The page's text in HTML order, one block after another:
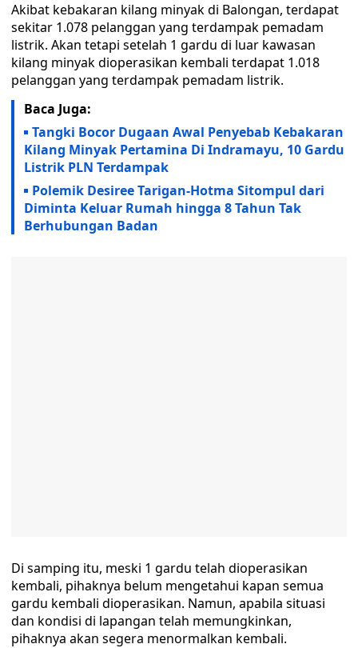
Akibat kebakaran kilang minyak di Balongan, terdapat
sekitar 1.078 pelanggan yang terdampak pemadam
listrik. Akan tetapi setelah 1 gardu di luar kawasan
kilang minyak dioperasikan kembali terdapat 1.018
pelanggan yang terdampak pemadam listrik.
Baca Juga:
Tangki Bocor Dugaan Awal Penyebab Kebakaran
Kilang Minyak Pertamina Di Indramayu, 10 Gardu
Listrik PLN Terdampak
Polemik Desiree Tarigan-Hotma Sitompul dari
Diminta Keluar Rumah hingga 8 Tahun Tak
Berhubungan Badan
Di samping itu, meski 1 gardu telah dioperasikan
kembali, pihaknya belum mengetahui kapan semua
gardu kembali dioperasikan. Namun, apabila situasi
dan kondisi di lapangan telah memungkinkan,
pihaknya akan segera menormalkan kembali.